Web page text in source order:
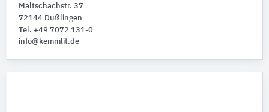
Maltschachstr. 37
72144 Dußlingen
Tel. +49 7072 131-0
info@kemmlit.de